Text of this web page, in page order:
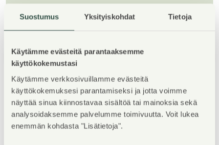
Suostumus Yksityiskohdat Tietoja
Käytämme evästeitä parantaaksemme
käyttökokemustasi
Käytämme verkkosivuillamme evästeitä
käyttökokemuksesi parantamiseksi ja jotta voimme
näyttää sinua kiinnostavaa sisältöä tai mainoksia sekä
analysoidaksemme palvelumme toimivuutta. Voit lukea
enemmän kohdasta "Lisätietoja".
1/5